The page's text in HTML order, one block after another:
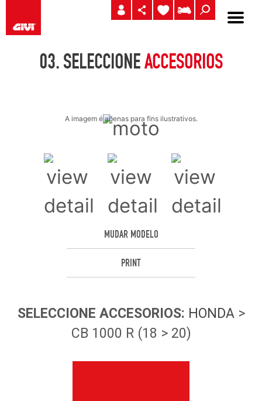
03.SELECCIONEACCESORIOS
A imagem é apenas para fins ilustrativos.
MUDAR MODELO
PRINT
SELECCIONE ACCESORIOS: HONDA>
CB 1000 R (18 > 20)